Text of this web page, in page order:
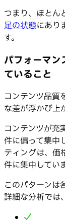
つまり、ほとん
足の状態にあり
す。
パフォーマ
ていること
コンテンツ品質
な差が浮かび上
コンテンツが充
件に偏って集中
ティングは、価
件に集中してい
このパターンは
詳細な分析では